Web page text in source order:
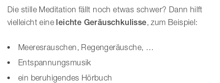
Die stille Meditation fällt noch etwas schwer? Dann hilft
vielleicht eine leichte Geräuschkulisse, zum Beispiel:
Meeresrauschen, Regengeräusche, …
Entspannungsmusik
ein beruhigendes Hörbuch